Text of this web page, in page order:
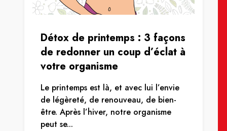
Détox de printemps : 3 façons
de redonner un coup d’éclat à
votre organisme
Le printemps est là, et avec lui l’envie
de légèreté, de renouveau, de bien-
être. Après l’hiver, notre organisme
peut se...